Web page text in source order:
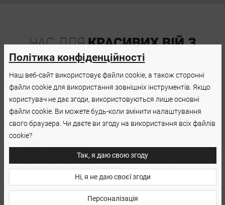
ЧАС ДЛЯКРАСИВИХ ВІЙ З
NANOLASH!
Пучки для DIY нарощування вій
– це інноваційний
метод створення справді неймовірних вій без зусиль.
Просте та зручне застосування дозволяє
насолоджуватися розкішним поглядом
до 7 днів
. Все,
що вам потрібно зробити, це вибрати свій улюблений
накладення вій. Отримайтебондер, герметик і
спеціальний аплікатор для війі переконайтесь самі,
наскільки це легко!
Хочете зняти вії та спробувати інший стиль? Все, що
Політика конфіденційності
Наш веб-сайт використовує файли cookie, а також сторонні
файли cookie для використання зовнішніх інструментів. Якщо
користувач не дає згоди, використовуються лише основні
файли cookie. Ви можете будь-коли змінити налаштування
свого браузера. Чи даєте ви згоду на використання всіх файлів
cookie?
Так, я даю свою згоду
Ні, я не даю своєї згоди
Персоналізація